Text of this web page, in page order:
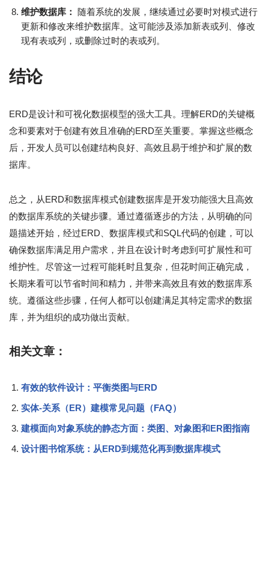
维护数据库：
随着系统的发展，继续通过必要时对模式进行
更新和修改来维护数据库。这可能涉及添加新表或列、修改
现有表或列，或删除过时的表或列。
结论
ERD是设计和可视化数据模型的强大工具。理解ERD的关键概
念和要素对于创建有效且准确的ERD至关重要。掌握这些概念
后，开发人员可以创建结构良好、高效且易于维护和扩展的数
据库。
总之，从ERD和数据库模式创建数据库是开发功能强大且高效
的数据库系统的关键步骤。通过遵循逐步的方法，从明确的问
题描述开始，经过ERD、数据库模式和SQL代码的创建，可以
确保数据库满足用户需求，并且在设计时考虑到可扩展性和可
维护性。尽管这一过程可能耗时且复杂，但花时间正确完成，
长期来看可以节省时间和精力，并带来高效且有效的数据库系
统。遵循这些步骤，任何人都可以创建满足其特定需求的数据
库，并为组织的成功做出贡献。
相关文章：
有效的软件设计：平衡类图与ERD
实体-关系（ER）建模常见问题（FAQ）
建模面向对象系统的静态方面：类图、对象图和ER图指南
设计图书馆系统：从ERD到规范化再到数据库模式